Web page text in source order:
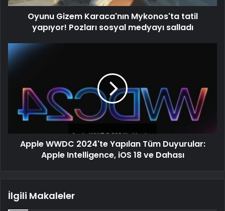
Oyunu Gizem Karaca'nın Mykonos'ta tatil
yapıyor! Pozları sosyal medyayı salladı
Apple WWDC 2024'te Yapılan Tüm Duyurular:
Apple Intelligence, iOS 18 ve Dahası
İlgili Makaleler